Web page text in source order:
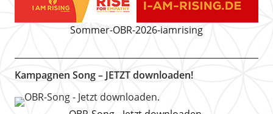
Sommer-OBR-2026-iamrising
Kampagnen Song – JETZT downloaden!